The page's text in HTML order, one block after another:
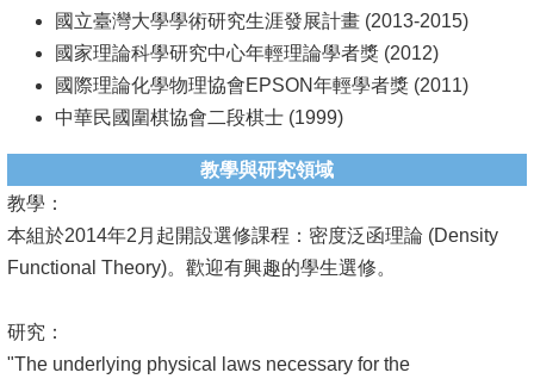
國立臺灣大學學術研究生涯發展計畫 (2013-2015)
國家理論科學研究中心年輕理論學者獎 (2012)
國際理論化學物理協會EPSON年輕學者獎 (2011)
中華民國圍棋協會二段棋士 (1999)
教學與研究領域
教學：
本組於2014年2月起開設選修課程：密度泛函理論 (Density
Functional Theory)。歡迎有興趣的學生選修。
研究：
"The underlying physical laws necessary for the